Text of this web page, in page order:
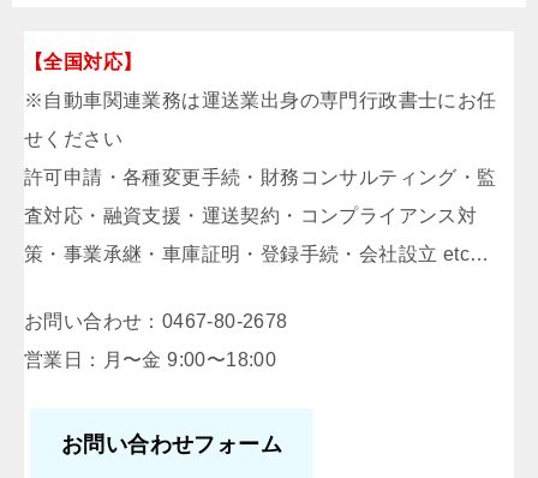
【全国対応】
※自動車関連業務は運送業出身の専門行政書士にお任
せください
許可申請・各種変更手続・財務コンサルティング・監
査対応・融資支援・運送契約・コンプライアンス対
策・事業承継・車庫証明・登録手続・会社設立 etc…
お問い合わせ：0467-80-2678
営業日：月〜金 9:00〜18:00
お問い合わせフォーム